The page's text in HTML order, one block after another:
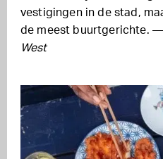
vestigingen in de stad,
de meest buurtgerichte. —
West